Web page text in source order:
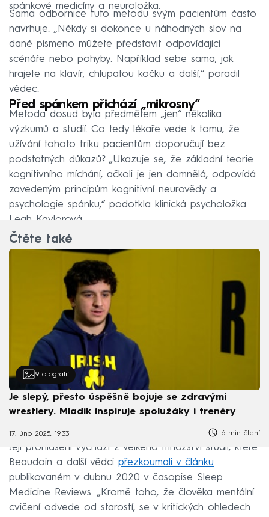
spánkové medicíny a neuroložka.
Sama odbornice tuto metodu svým pacientům často
navrhuje. „Někdy si dokonce u náhodných slov na
dané písmeno můžete představit odpovídající
scénáře nebo pohyby. Například sebe sama, jak
hrajete na klavír, chlupatou kočku a další,“ poradil
vědec.
Před spánkem přichází „mikrosny“
Metoda dosud byla předmětem „jen“ několika
výzkumů a studií. Co tedy lékaře vede k tomu, že
užívání tohoto triku pacientům doporučují bez
podstatných důkazů? „Ukazuje se, že základní teorie
kognitivního míchání, ačkoli je jen domnělá, odpovídá
zavedeným principům kognitivní neurovědy a
psychologie spánku,“ podotkla klinická psycholožka
Leah Kaylorová.
Čtěte také
9 fotografií
Je slepý, přesto úspěšně bojuje se zdravými
wrestlery. Mladík inspiruje spolužáky i trenéry
17. úno 2025, 19:33 6 min čtení
Její prohlášení vychází z velkého množství studií, které
Beaudoin a další vědci přezkoumali v článku
publikovaném v dubnu 2020 v časopise Sleep
Medicine Reviews. „Kromě toho, že člověka mentální
cvičení odvede od starostí, se v kritických ohledech